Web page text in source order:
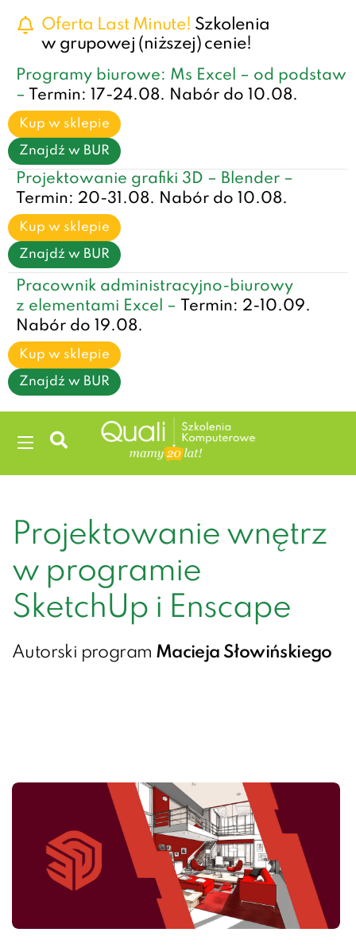
Oferta Last Minute! Szkolenia
w grupowej (niższej) cenie!
Programy biurowe: Ms Excel – od podstaw
– Termin: 17-24.08. Nabór do 10.08.
Kup w sklepie
Znajdź w BUR
Projektowanie grafiki 3D – Blender –
Termin: 20-31.08. Nabór do 10.08.
Kup w sklepie
Znajdź w BUR
Pracownik administracyjno-biurowy
z elementami Excel – Termin: 2-10.09.
Nabór do 19.08.
Kup w sklepie
Znajdź w BUR
Projektowanie wnętrz
w programie
SketchUp i Enscape
Autorski program Macieja Słowińskiego